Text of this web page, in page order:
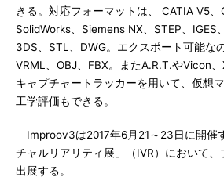
きる。対応フォーマットは、 CATIA V5、
SolidWorks、Siemens NX、STEP、IGES
3DS、STL、DWG。エクスポート可能な
VRML、OBJ、FBX。またA.R.T.やVicon
キャプチャートラッカーを用いて、仮想
工学評価もできる。
Improov3は2017年6月21～23日に開催
チャルリアリティ展」（IVR）において
出展する。